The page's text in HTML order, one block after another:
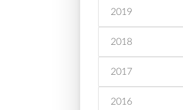
2019
2018
2017
2016